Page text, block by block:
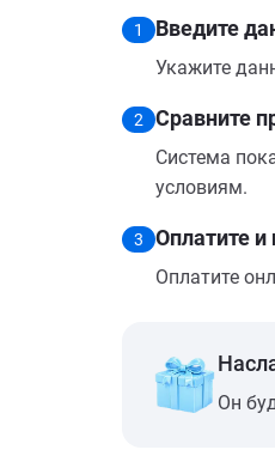
1 Введите
Укажите
2 Сравните
Система
условиям.
3 Оплатите и
Оплатите
Он